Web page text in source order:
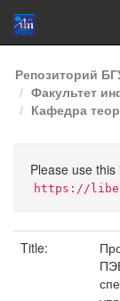
Skip
navigation
Репозиторий
Факультет
Кафедра
Please use
https://
Title: